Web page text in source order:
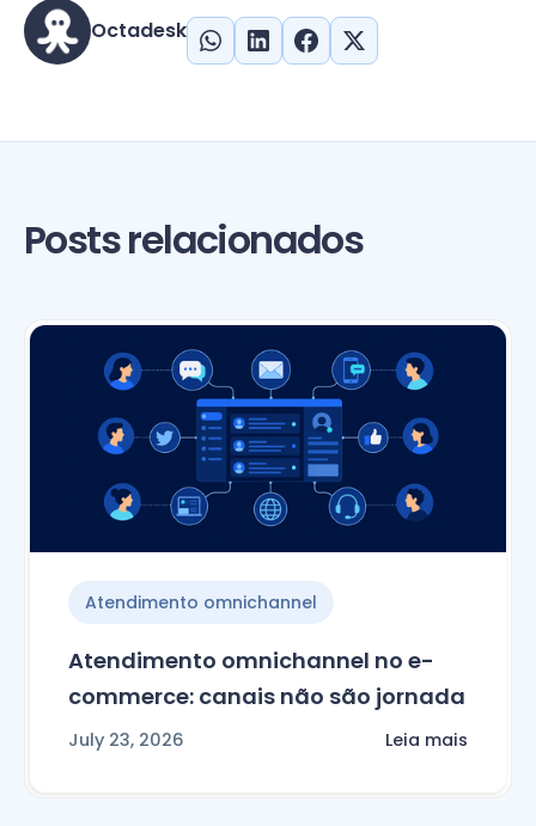
Octadesk
Posts relacionados
Atendimento omnichannel
Atendimento omnichannel no e-
commerce: canais não são jornada
July 23, 2026 Leia mais